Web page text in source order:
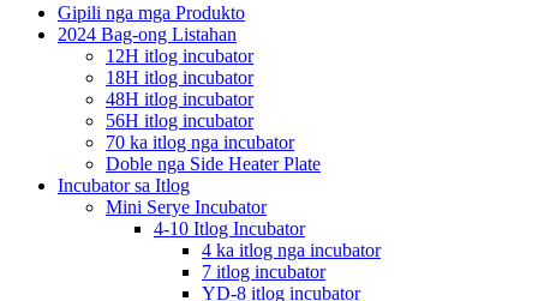
Gipili nga mga Produkto
2024 Bag-ong Listahan
12H itlog incubator
18H itlog incubator
48H itlog incubator
56H itlog incubator
70 ka itlog nga incubator
Doble nga Side Heater Plate
Incubator sa Itlog
Mini Serye Incubator
4-10 Itlog Incubator
4 ka itlog nga incubator
7 itlog incubator
YD-8 itlog incubator